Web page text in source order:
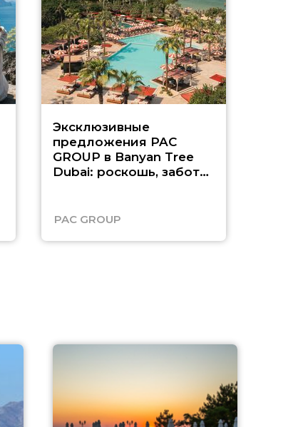
Эксклюзивные
предложения PAC
GROUP в Banyan Tree
Dubai: роскошь, забота
PAC GROUP